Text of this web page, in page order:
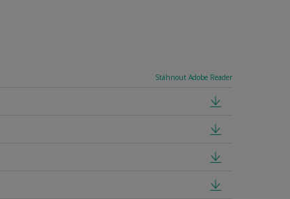
Stáhnout Adobe Reader